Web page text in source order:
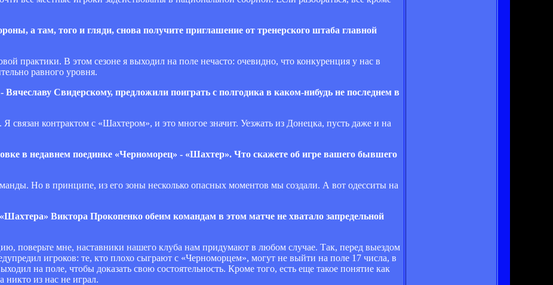
а там, того и гляди, снова получите приглашение от тренерского штаба главной
практики. В этом сезоне я выходил на поле нечасто: очевидно, что конкуренция у нас в
равного уровня.
Свидерскому, предложили поиграть с полгодика в каком-нибудь не последнем в
связан контрактом с «Шахтером», и это многое значит. Уезжать из Донецка, пусть даже и на
в недавнем поединке «Черноморец» - «Шахтер». Что скажете об игре вашего бывшего
Но в принципе, из его зоны несколько опасных моментов мы создали. А вот одесситы на
Виктора Прокопенко обеим командам в этом матче не хватало запредельной
поверьте мне, наставники нашего клуба нам придумают в любом случае. Так, перед выездом
игроков: те, кто плохо сыграют с «Черноморцем», могут не выйти на поле 17 числа, в
на поле, чтобы доказать свою состоятельность. Кроме того, есть еще такое понятие как
никто из нас не играл.